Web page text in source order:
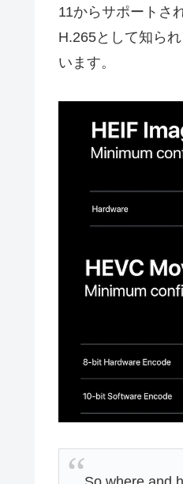
11からサポートさ
H.265として知られ
います。